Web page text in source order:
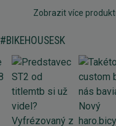
Zobrazit více
#BIKEHOUSESK